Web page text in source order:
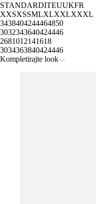
STANDARDITEUUKFR
XXSXSSMLXLXXLXXXL
3438404244464850
3032343640424446
2681012141618
3034363840424446
Kompletirajte look